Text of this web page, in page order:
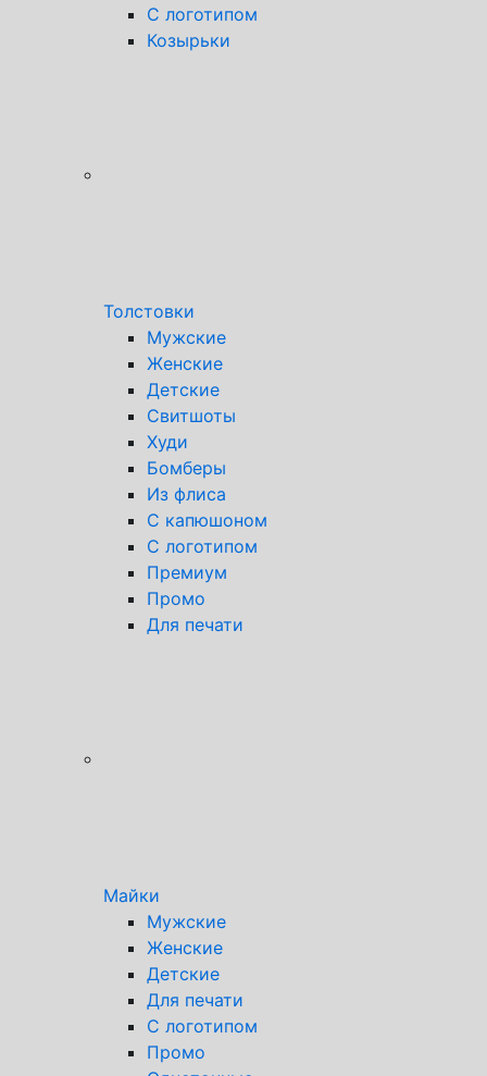
С логотипом
Козырьки
Толстовки
Мужские
Женские
Детские
Свитшоты
Худи
Бомберы
Из флиса
С капюшоном
С логотипом
Премиум
Промо
Для печати
Майки
Мужские
Женские
Детские
Для печати
С логотипом
Промо